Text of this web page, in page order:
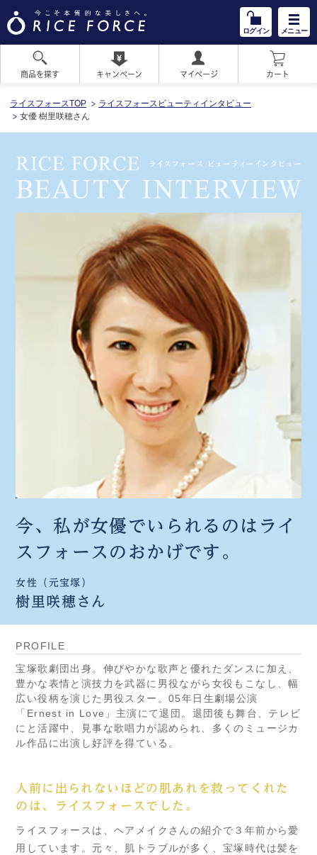
ログイン メニュー
商品を探す キャンペーン マイページ カート
ライスフォースTOP
ライスフォースビューティインタビュー
女優 樹里咲穂さん
今、私が女優でいられるのは ライ
スフォースのおかげです。
女性（元宝塚）
樹里咲穂さん
PROFILE
宝塚歌劇団出身。伸びやかな歌声と優れたダンスに加え、
豊かな表情と演技力を武器に男役ながら女役もこなし、幅
広い役柄を演じた男役スター。05年日生劇場公演
「Ernest in Love」主演にて退団。退団後も舞台、テレビ
にと活躍中、見事な歌唱力が認められ、多くのミュージカ
ル作品に出演し好評を得ている。
人前に出られないほどの肌あれを救ってくれた
のは、ライスフォースでした。
ライスフォースは、ヘアメイクさんの紹介で３年前から愛
用しています。元々、肌トラブルが多く、宝塚時代は髪を